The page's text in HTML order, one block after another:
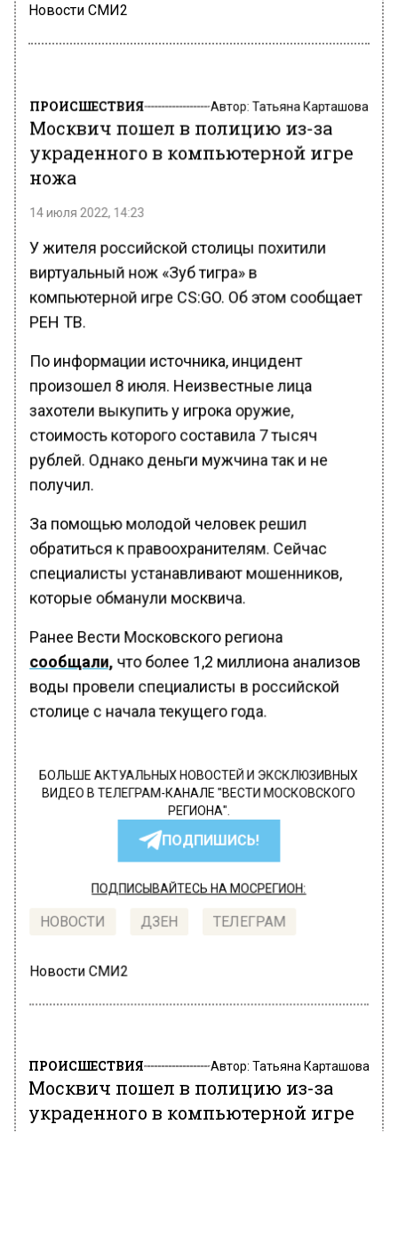
Новости СМИ2
ПРОИСШЕСТВИЯ Автор:Татьяна Карташова
Москвич пошел в полицию из-за
украденного в компьютерной игре
ножа
14 июля 2022, 14:23
У жителя российской столицы похитили
виртуальный нож «Зуб тигра» в
компьютерной игре CS:GO. Об этом сообщает
РЕН ТВ.
По информации источника, инцидент
произошел 8 июля. Неизвестные лица
захотели выкупить у игрока оружие,
стоимость которого составила 7 тысяч
рублей. Однако деньги мужчина так и не
получил.
За помощью молодой человек решил
обратиться к правоохранителям. Сейчас
специалисты устанавливают мошенников,
которые обманули москвича.
Ранее Вести Московского региона
сообщали, что более 1,2 миллиона анализов
воды провели специалисты в российской
столице с начала текущего года.
БОЛЬШЕ АКТУАЛЬНЫХ НОВОСТЕЙ И ЭКСКЛЮЗИВНЫХ
ВИДЕО В ТЕЛЕГРАМ-КАНАЛЕ "ВЕСТИ МОСКОВСКОГО
РЕГИОНА".
ПОДПИШИСЬ!
ПОДПИСЫВАЙТЕСЬ НА МОСРЕГИОН:
НОВОСТИ ДЗЕН ТЕЛЕГРАМ
Новости СМИ2
ПРОИСШЕСТВИЯ Автор: Татьяна Карташова
Москвич пошел в полицию из-за
украденного в компьютерной игре